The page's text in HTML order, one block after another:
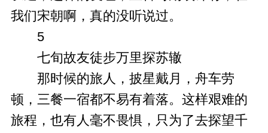
我们宋朝啊，真的没听说过。
5
七旬故友徒步万里探苏辙
那时候的旅人，披星戴月，舟车劳
顿，三餐一宿都不易有着落。这样艰难的
旅程，也有人毫不畏惧，只为了去探望千